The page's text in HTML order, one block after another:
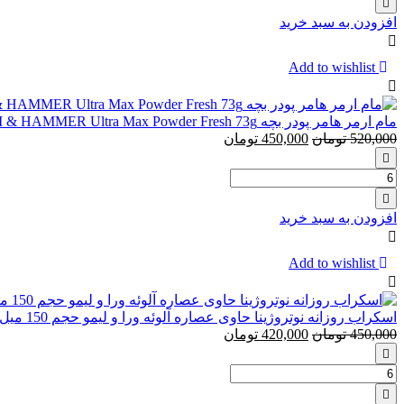
آفتاب
ایزدین
مینرال
افزودن به سبد خرید
Add to wishlist
مام ارمر هامر پودر بچه ARM & HAMMER Ultra Max Powder Fresh 73g
520,000 تومان 450,000 تومان
تعداد:
مام
ارمر
هامر
پودر
بچه
ARM
&
HAMMER
Ultra
Max
Powder
Fresh
73g
افزودن به سبد خرید
Add to wishlist
اسکراب روزانه نوتروژینا حاوی عصاره آلوئه ورا و لیمو حجم 150 میل
450,000 تومان 420,000 تومان
تعداد:
اسکراب